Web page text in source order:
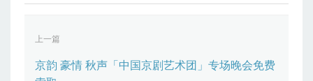
上一篇
京韵 豪情 秋声「中国京剧艺术团」专场晚会免费